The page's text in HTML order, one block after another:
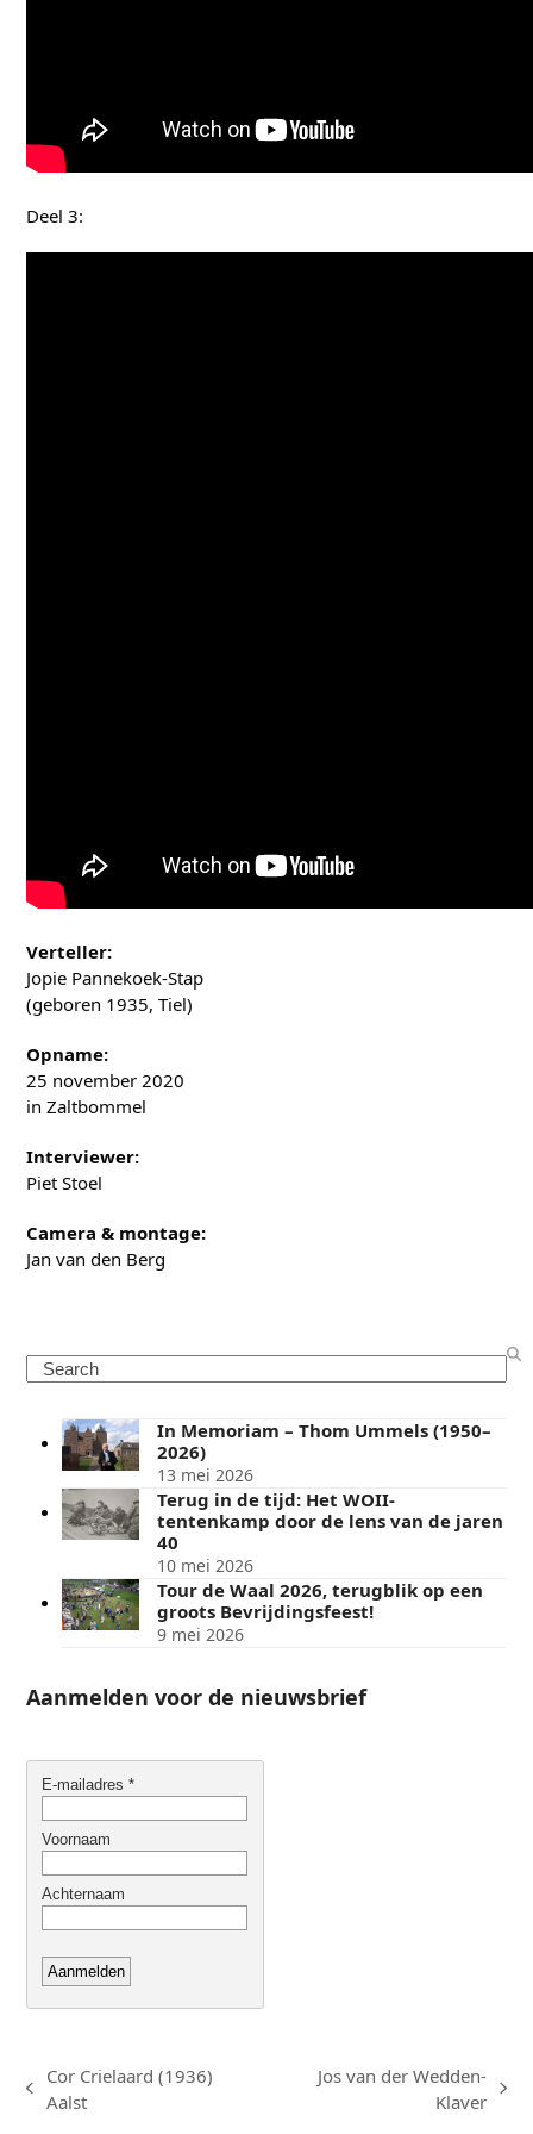
Deel 3:
Verteller:
Jopie Pannekoek-Stap
(geboren 1935, Tiel)
Opname:
25 november 2020
in Zaltbommel
Interviewer:
Piet Stoel
Camera & montage:
Jan van den Berg
Search
In Memoriam – Thom Ummels (1950–
2026)
13 mei 2026
Terug in de tijd: Het WOII-
tentenkamp door de lens van de jaren
40
10 mei 2026
Tour de Waal 2026, terugblik op een
groots Bevrijdingsfeest!
9 mei 2026
Aanmelden voor de nieuwsbrief
previous
Cor Crielaard (1936)
Aalst
Jos van der Wedden-
Klaver